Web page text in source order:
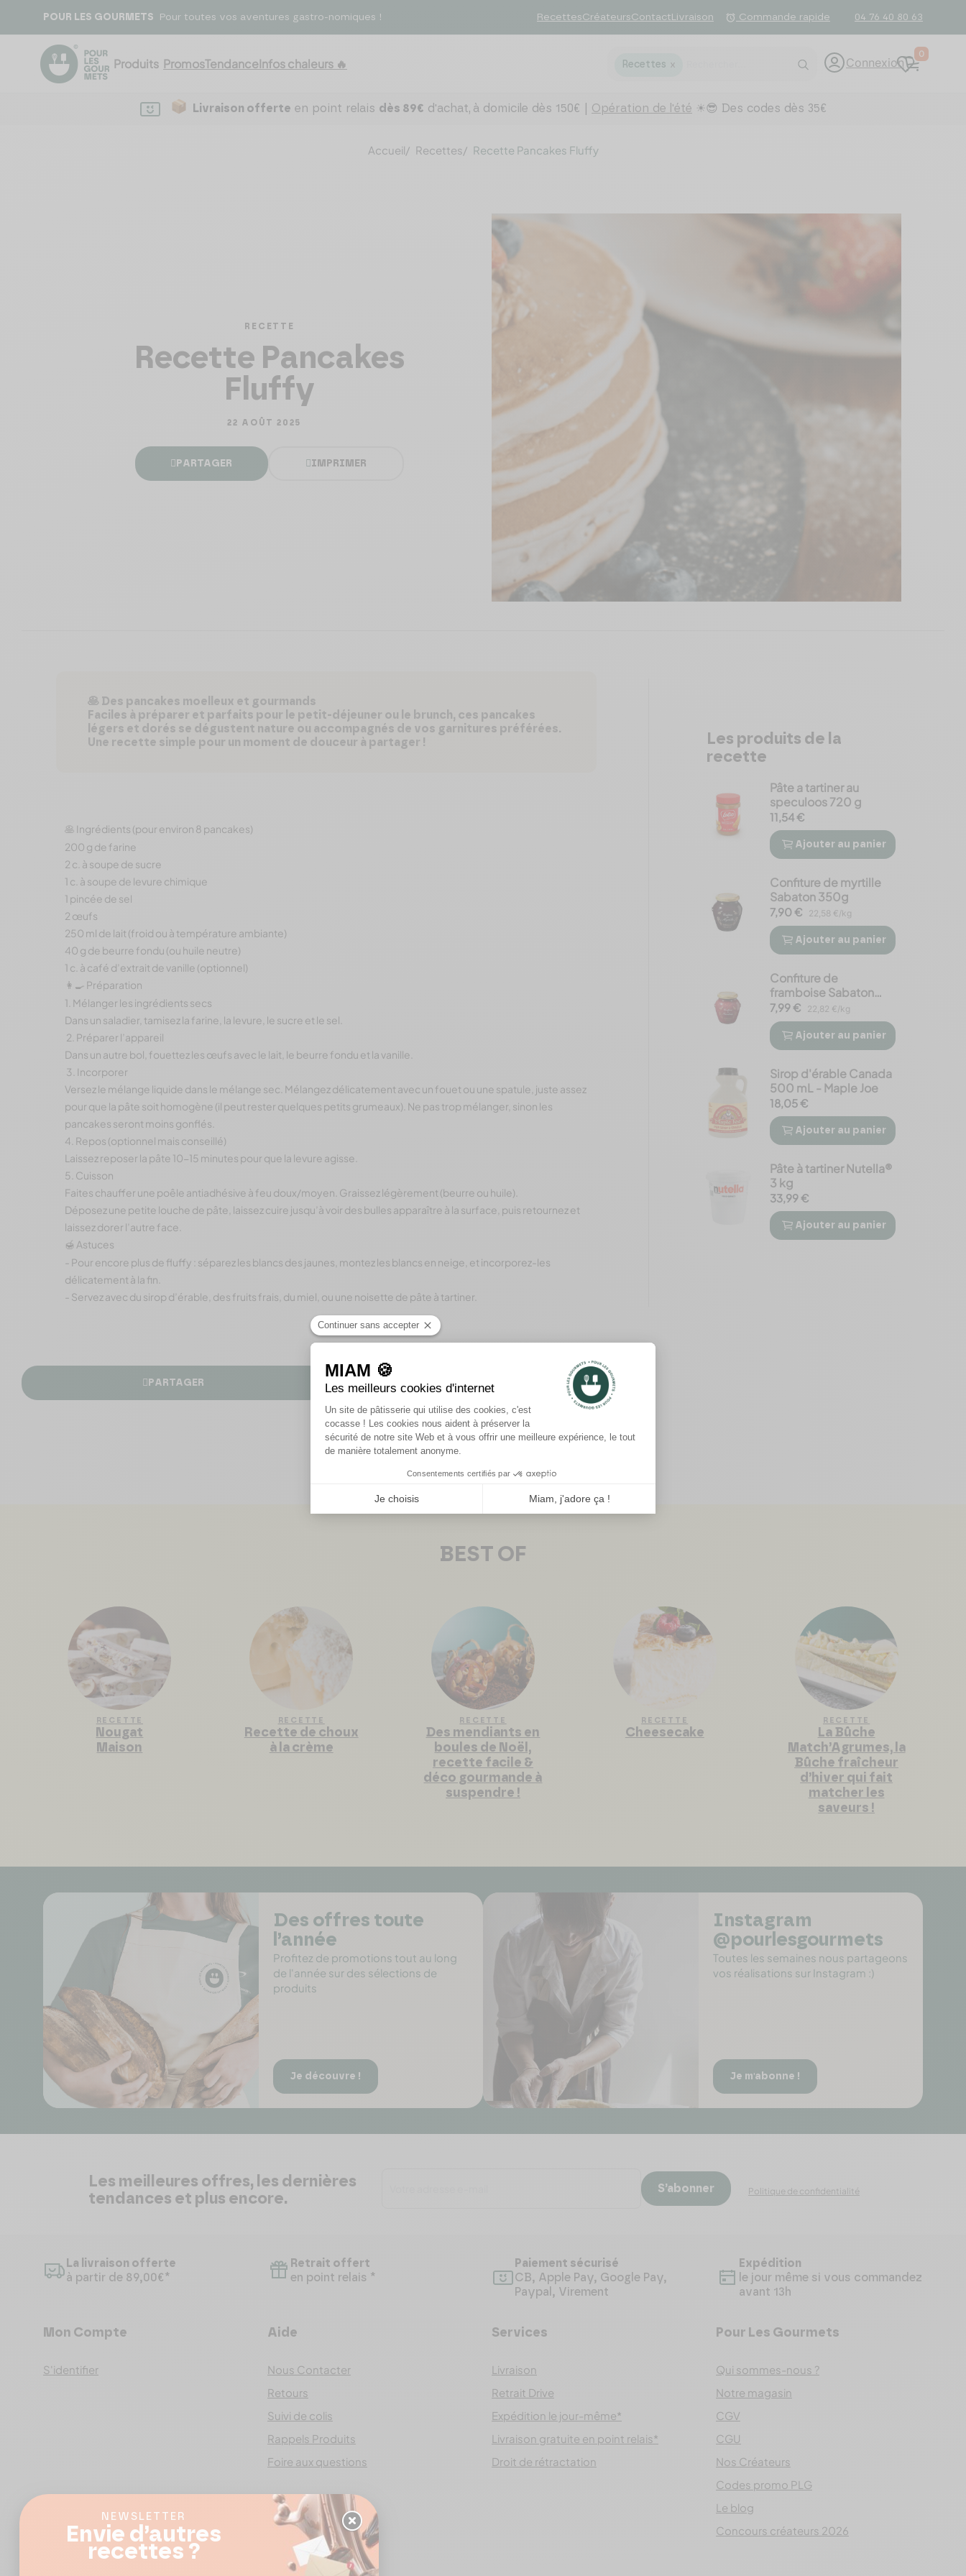
POUR LES GOURMETS Pour toutes vos aventures gastro-nomiques ! RecettesCréateursContactLivraison alarm Commande rapide 04 76 40 80 63
Produits PromosTendanceInfos chaleurs 🔥 Recettes X Connexion
0
Livraison offerte en point relais dès 89€ d'achat, à domicile dès 150€ | Opération de l'été ☀😎 Des codes dès 35€
Accueil Recettes Recette Pancakes Fluffy
RECETTE
Recette Pancakes
Fluffy
22 AOÛT 2025
PARTAGER IMPRIMER
🥞 Des pancakes moelleux et gourmands
Faciles à préparer et parfaits pour le petit-déjeuner ou le brunch, ces pancakes
légers et dorés se dégustent nature ou accompagnés de vos garnitures préférées.
Une recette simple pour un moment de douceur à partager !
🥞 Ingrédients (pour environ 8 pancakes)
200 g de farine
2 c. à soupe de sucre
1 c. à soupe de levure chimique
1 pincée de sel
2 œufs
250 ml de lait (froid ou à température ambiante)
40 g de beurre fondu (ou huile neutre)
1 c. à café d’extrait de vanille (optionnel)
👩‍🍳 Préparation
1. Mélanger les ingrédients secs
Dans un saladier, tamisez la farine, la levure, le sucre et le sel.
2. Préparer l’appareil
Dans un autre bol, fouettez les œufs avec le lait, le beurre fondu et la vanille.
3. Incorporer
Versez le mélange liquide dans le mélange sec. Mélangez délicatement avec un fouet ou une spatule, juste assez
pour que la pâte soit homogène (il peut rester quelques petits grumeaux). Ne pas trop mélanger, sinon les
pancakes seront moins gonflés.
4. Repos (optionnel mais conseillé)
Laissez reposer la pâte 10-15 minutes pour que la levure agisse.
5. Cuisson
Faites chauffer une poêle antiadhésive à feu doux/moyen. Graissez légèrement (beurre ou huile).
Déposez une petite louche de pâte, laissez cuire jusqu’à voir des bulles apparaître à la surface, puis retournez et
laissez dorer l’autre face.
🍯 Astuces
- Pour encore plus de fluffy : séparez les blancs des jaunes, montez les blancs en neige, et incorporez-les
délicatement à la fin.
- Servez avec du sirop d’érable, des fruits frais, du miel, ou une noisette de pâte à tartiner.
PARTAGER IMPRIMER
Les produits de la
recette
Pâte a tartiner au
speculoos 720 g
11,54 €
 
Ajouter au panier
Confiture de myrtille
Sabaton 350g
7,90 € 22,58 €/kg
 
Ajouter au panier
Confiture de
framboise Sabaton
350g
7,99 € 22,82 €/kg
 
Ajouter au panier
Sirop d'érable Canada
500 mL - Maple Joe
18,05 €
 
Ajouter au panier
Pâte à tartiner Nutella®
3 kg
33,99 €
 
Ajouter au panier
BEST OF
RECETTE
Nougat
Maison
RECETTE
Recette de choux
à la crème
RECETTE
Des mendiants en
boules de Noël,
recette facile &
déco gourmande à
suspendre !
RECETTE
Cheesecake
RECETTE
La Bûche
Match’Agrumes, la
Bûche fraîcheur
d’hiver qui fait
matcher les
saveurs !
Des offres toute
l’année
Profitez de promotions tout au long
de l'année sur des sélections de
produits
Je découvre !
Instagram
@pourlesgourmets
Toutes les semaines nous partageons
vos réalisations sur Instagram :)
Je m'abonne !
Les meilleures offres, les dernières
tendances et plus encore.
S’abonner Politique de confidentialité
La livraison offerte
à partir de 89,00€*
Retrait offert
en point relais *
Paiement sécurisé
CB, Apple Pay, Google Pay,
Paypal, Virement
Expédition
le jour même si vous commandez
avant 13h
Mon Compte
S'identifier
Aide
Nous Contacter
Retours
Suivi de colis
Rappels Produits
Foire aux questions
Services
Livraison
Retrait Drive
Expédition le jour-même*
Livraison gratuite en point relais*
Droit de rétractation
Pour Les Gourmets
Qui sommes-nous ?
Notre magasin
CGV
CGU
Nos Créateurs
Codes promo PLG
Le blog
Concours créateurs 2026
NEWSLETTER
Envie d’autres
recettes ?